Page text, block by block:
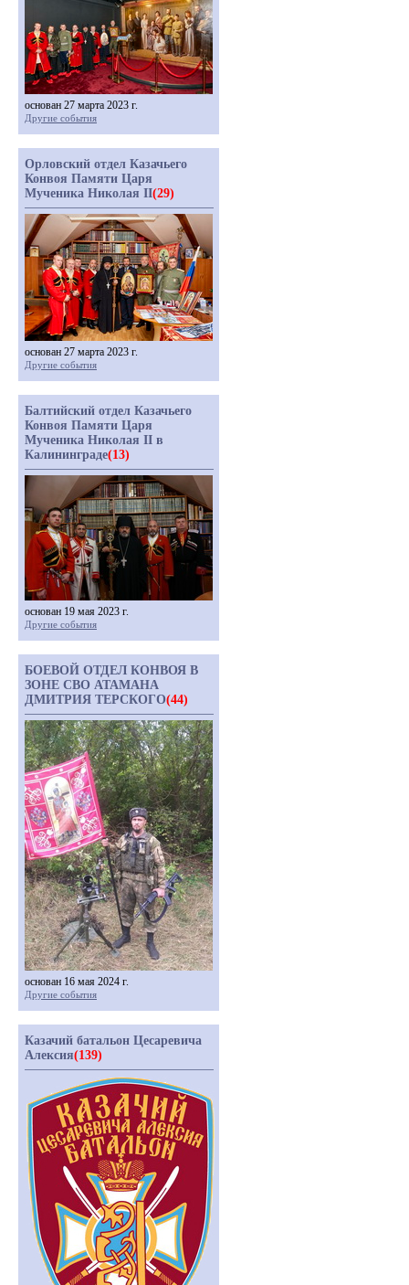
основан 27 марта 2023 г.
Другие события
Орловский отдел Казачьего
Конвоя Памяти Царя
Мученика Николая II(29)
основан 27 марта 2023 г.
Другие события
Балтийский отдел Казачьего
Конвоя Памяти Царя
Мученика Николая II в
Калининграде(13)
основан 19 мая 2023 г.
Другие события
БОЕВОЙ ОТДЕЛ КОНВОЯ В
ЗОНЕ СВО АТАМАНА
ДМИТРИЯ ТЕРСКОГО(44)
основан 16 мая 2024 г.
Другие события
Казачий батальон Цесаревича
Алексия(139)